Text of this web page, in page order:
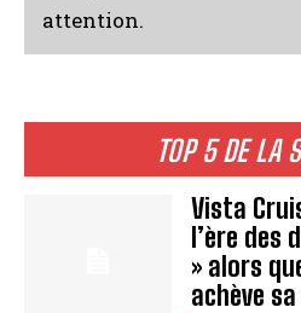
TOP 5 DE LA
Vista
l’ère des
» alors
achève
attention.